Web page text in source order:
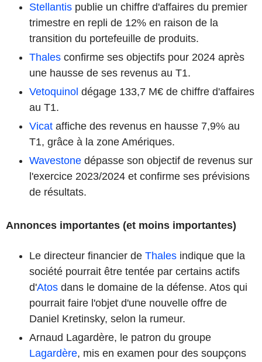
Stellantis publie un chiffre d'affaires du premier
trimestre en repli de 12% en raison de la
transition du portefeuille de produits.
Thales confirme ses objectifs pour 2024 après
une hausse de ses revenus au T1.
Vetoquinol dégage 133,7 M€ de chiffre d'affaires
au T1.
Vicat affiche des revenus en hausse 7,9% au
T1, grâce à la zone Amériques.
Wavestone dépasse son objectif de revenus sur
l'exercice 2023/2024 et confirme ses prévisions
de résultats.
Annonces importantes (et moins importantes)
Le directeur financier de Thales indique que la
société pourrait être tentée par certains actifs
d'Atos dans le domaine de la défense. Atos qui
pourrait faire l'objet d'une nouvelle offre de
Daniel Kretinsky, selon la rumeur.
Arnaud Lagardère, le patron du groupe
Lagardère, mis en examen pour des soupçons